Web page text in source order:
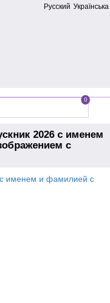
Русский Українська
0
2026 с именем
с